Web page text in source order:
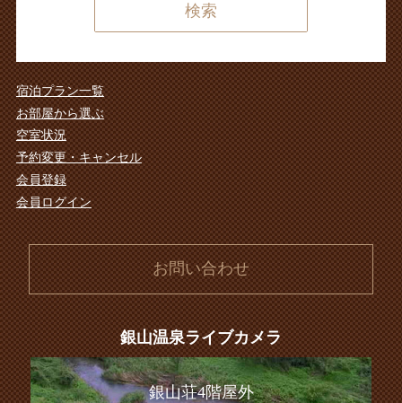
検索する
宿泊プラン一覧
お部屋から選ぶ
空室状況
予約変更・キャンセル
会員登録
会員ログイン
お問い合わせ
銀山温泉ライブカメラ
銀山荘4階屋外